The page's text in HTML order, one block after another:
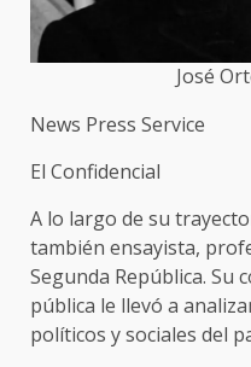
José
News Press Service
El Confidencial
A lo largo de su
también ensayista,
Segunda República. Su
pública le llevó a
políticos y sociales del